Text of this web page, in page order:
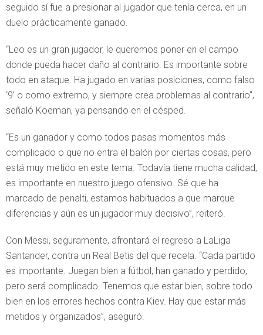
seguido sí fue a presionar al jugador que tenía cerca, en un
duelo prácticamente ganado.
“Leo es un gran jugador, le queremos poner en el campo
donde pueda hacer daño al contrario. Es importante sobre
todo en ataque. Ha jugado en varias posiciones, como falso
‘9’ o como extremo, y siempre crea problemas al contrario”,
señaló Koeman, ya pensando en el césped.
“Es un ganador y como todos pasas momentos más
complicado o que no entra el balón por ciertas cosas, pero
está muy metido en este tema. Todavía tiene mucha calidad,
es importante en nuestro juego ofensivo. Sé que ha
marcado de penalti, estamos habituados a que marque
diferencias y aún es un jugador muy decisivo”, reiteró.
Con Messi, seguramente, afrontará el regreso a LaLiga
Santander, contra un Real Betis del que recela. “Cada partido
es importante. Juegan bien a fútbol, han ganado y perdido,
pero será complicado. Tenemos que estar bien, sobre todo
bien en los errores hechos contra Kiev. Hay que estar más
metidos y organizados”, aseguró.